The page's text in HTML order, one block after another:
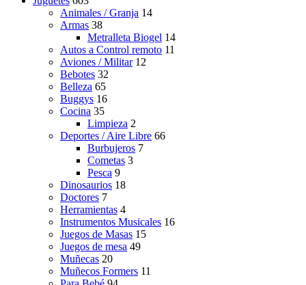
Animales / Granja 14
Armas 38
Metralleta Biogel 14
Autos a Control remoto 11
Aviones / Militar 12
Bebotes 32
Belleza 65
Buggys 16
Cocina 35
Limpieza 2
Deportes / Aire Libre 66
Burbujeros 7
Cometas 3
Pesca 9
Dinosaurios 18
Doctores 7
Herramientas 4
Instrumentos Musicales 16
Juegos de Masas 15
Juegos de mesa 49
Muñecas 20
Muñecos Formers 11